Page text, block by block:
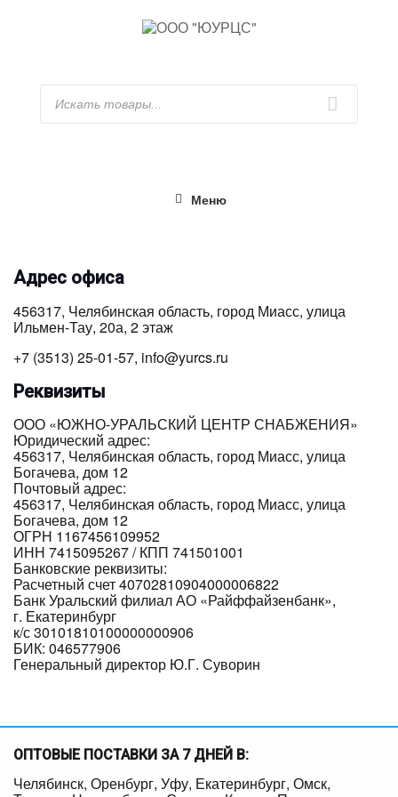
Искать
Меню
Адрес офиса
456317, Челябинская область, город Миасс, улица
Ильмен-Тау, 20а, ​2 этаж
+7 (3513) 25-01-57, info@yurcs.ru
Реквизиты
ООО «ЮЖНО-УРАЛЬСКИЙ ЦЕНТР СНАБЖЕНИЯ»
Юридический адрес:
456317, Челябинская область, город Миасс, улица
Богачева, дом 12
Почтовый адрес:
456317, Челябинская область, город Миасс, улица
Богачева, дом 12
ОГРН 1167456109952
ИНН 7415095267 / КПП 741501001
Банковские реквизиты:
Расчетный счет 40702810904000006822
Банк Уральский филиал АО «Райффайзенбанк»,
г. Екатеринбург
к/с 30101810100000000906
БИК: 046577906
Генеральный директор Ю.Г. Суворин
ОПТОВЫЕ ПОСТАВКИ ЗА 7 ДНЕЙ В:
Челябинск, Оренбург, Уфу, Екатеринбург, Омск,